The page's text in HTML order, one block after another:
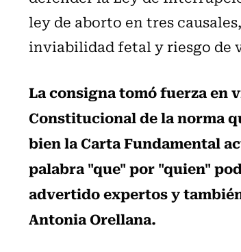
ley de aborto en tres
inviabilidad fetal y riesgo de
La consigna tomó fuerza en
Constitucional de la norma
bien la Carta Fundamental
palabra "que" por "quien"
advertido expertos y
Antonia Orellana.